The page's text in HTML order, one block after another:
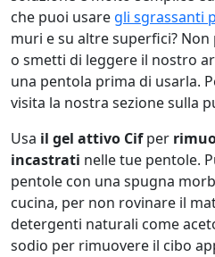
che puoi usare gli sgrassanti
muri e su altre superfici?
o smetti di leggere il nostro
una pentola prima di usarla.
visita la nostra sezione sulla
Usa il gel attivo Cifper
incastrati nelle tue pentole.
pentole con una spugna
cucina, per non rovinare il
detergenti naturali come
sodio per rimuovere il cibo